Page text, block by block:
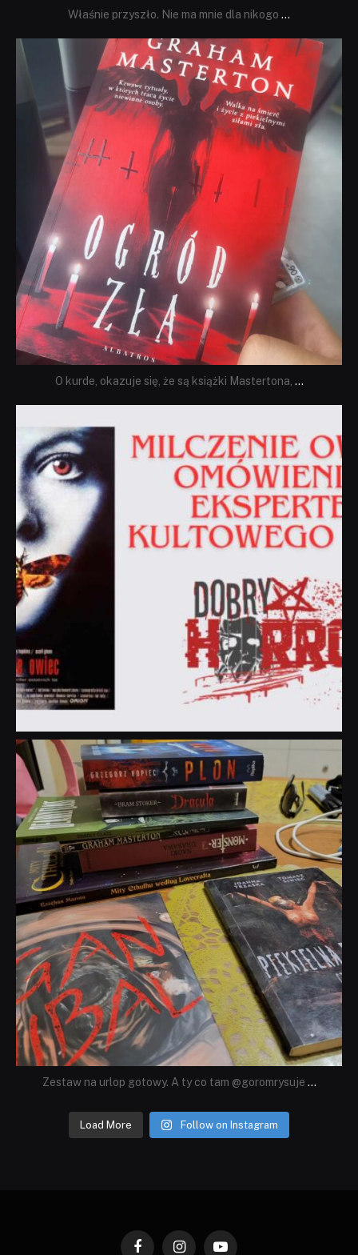
Właśnie przyszło. Nie ma mnie dla nikogo ...
dobryhorror
Sie 23
O kurde, okazuje się, że są książki Mastertona, ...
dobryhorror
Lip 31
Zestaw na urlop gotowy. A ty co tam @goromrysuje ...
Load More Follow on Instagram